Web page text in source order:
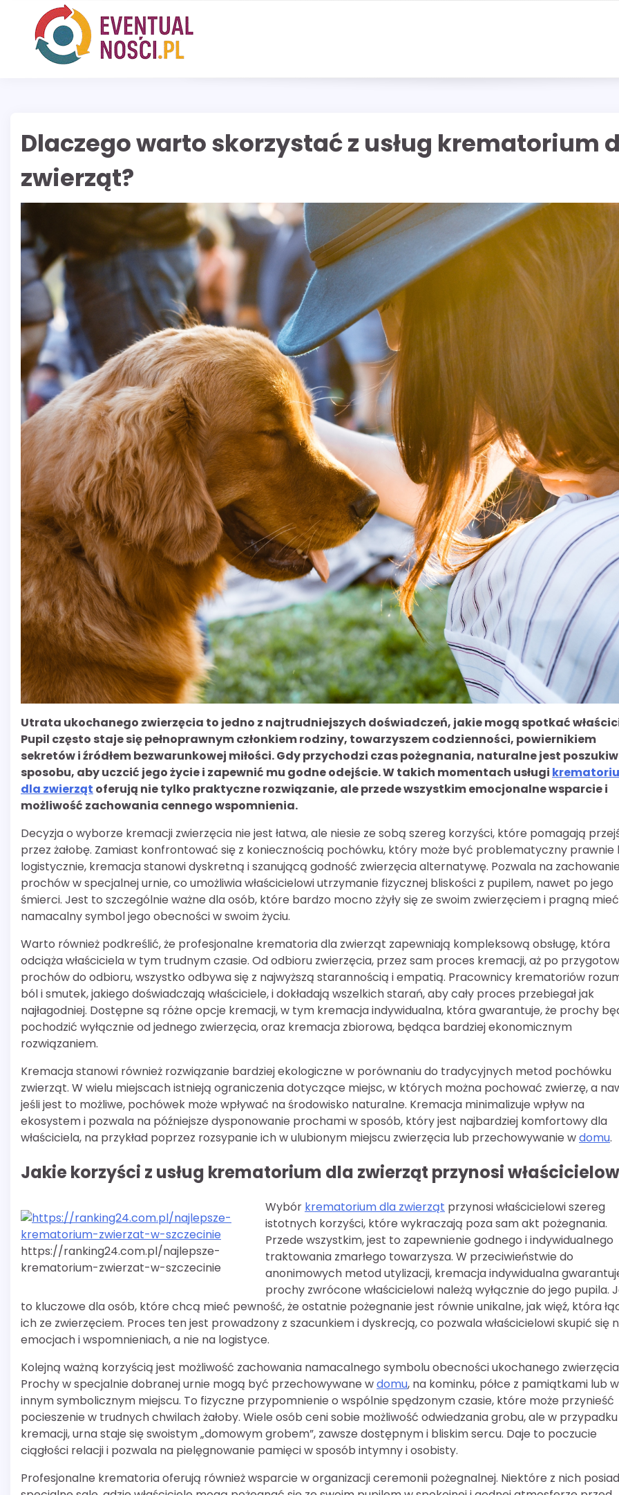
content
Dlaczego warto skorzystać z usług krematorium
zwierząt?
Utrata ukochanego zwierzęcia to jedno z najtrudniejszych doświadczeń, jakie mogą spotkać
Pupil często staje się pełnoprawnym członkiem rodziny, towarzyszem codzienności, powiernikiem
sekretów i źródłem bezwarunkowej miłości. Gdy przychodzi czas pożegnania, naturalne jest
sposobu, aby uczcić jego życie i zapewnić mu godne odejście. W takich momentach usługi
dla zwierząt oferują nie tylko praktyczne rozwiązanie, ale przede wszystkim emocjonalne wsparcie i
możliwość zachowania cennego wspomnienia.
Decyzja o wyborze kremacji zwierzęcia nie jest łatwa, ale niesie ze sobą szereg korzyści, które pomagają
przez żałobę. Zamiast konfrontować się z koniecznością pochówku, który może być problematyczny prawnie
logistycznie, kremacja stanowi dyskretną i szanującą godność zwierzęcia alternatywę. Pozwala na zachowanie
prochów w specjalnej urnie, co umożliwia właścicielowi utrzymanie fizycznej bliskości z pupilem, nawet po jego
śmierci. Jest to szczególnie ważne dla osób, które bardzo mocno zżyły się ze swoim zwierzęciem i pragną mieć
namacalny symbol jego obecności w swoim życiu.
Warto również podkreślić, że profesjonalne krematoria dla zwierząt zapewniają kompleksową obsługę, która
odciąża właściciela w tym trudnym czasie. Od odbioru zwierzęcia, przez sam proces kremacji, aż po
prochów do odbioru, wszystko odbywa się z najwyższą starannością i empatią. Pracownicy krematoriów
ból i smutek, jakiego doświadczają właściciele, i dokładają wszelkich starań, aby cały proces przebiegał jak
najłagodniej. Dostępne są różne opcje kremacji, w tym kremacja indywidualna, która gwarantuje, że prochy
pochodzić wyłącznie od jednego zwierzęcia, oraz kremacja zbiorowa, będąca bardziej ekonomicznym
rozwiązaniem.
Kremacja stanowi również rozwiązanie bardziej ekologiczne w porównaniu do tradycyjnych metod pochówku
zwierząt. W wielu miejscach istnieją ograniczenia dotyczące miejsc, w których można pochować zwierzę, a
jeśli jest to możliwe, pochówek może wpływać na środowisko naturalne. Kremacja minimalizuje wpływ na
ekosystem i pozwala na późniejsze dysponowanie prochami w sposób, który jest najbardziej komfortowy dla
właściciela, na przykład poprzez rozsypanie ich w ulubionym miejscu zwierzęcia lub przechowywanie wdomu.
Jakie korzyści z usług krematorium dla zwierząt przynosi
https://ranking24.com.pl/najlepsze-
krematorium-zwierzat-w-szczecinie
Wybór krematorium dla zwierząt przynosi właścicielowi szereg
istotnych korzyści, które wykraczają poza sam akt pożegnania.
Przede wszystkim, jest to zapewnienie godnego i indywidualnego
traktowania zmarłego towarzysza. W przeciwieństwie do
anonimowych metod utylizacji, kremacja indywidualna
prochy zwrócone właścicielowi należą wyłącznie do jego pupila.
to kluczowe dla osób, które chcą mieć pewność, że ostatnie pożegnanie jest równie unikalne, jak więź, która
ich ze zwierzęciem. Proces ten jest prowadzony z szacunkiem i dyskrecją, co pozwala właścicielowi skupić się
emocjach i wspomnieniach, a nie na logistyce.
Kolejną ważną korzyścią jest możliwość zachowania namacalnego symbolu obecności ukochanego
Prochy w specjalnie dobranej urnie mogą być przechowywane wdomu, na kominku, półce z pamiątkami lub w
innym symbolicznym miejscu. To fizyczne przypomnienie o wspólnie spędzonym czasie, które może przynieść
pocieszenie w trudnych chwilach żałoby. Wiele osób ceni sobie możliwość odwiedzania grobu, ale w przypadku
kremacji, urna staje się swoistym „domowym grobem”, zawsze dostępnym i bliskim sercu. Daje to poczucie
ciągłości relacji i pozwala na pielęgnowanie pamięci w sposób intymny i osobisty.
Profesjonalne krematoria oferują również wsparcie w organizacji ceremonii pożegnalnej. Niektóre z nich